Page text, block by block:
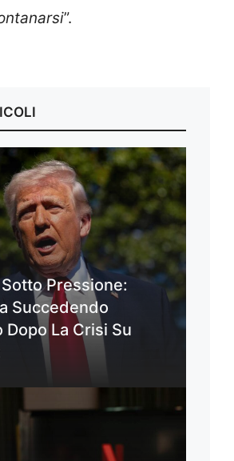
”.
Pressione:
Succedendo
Dopo La Crisi Su